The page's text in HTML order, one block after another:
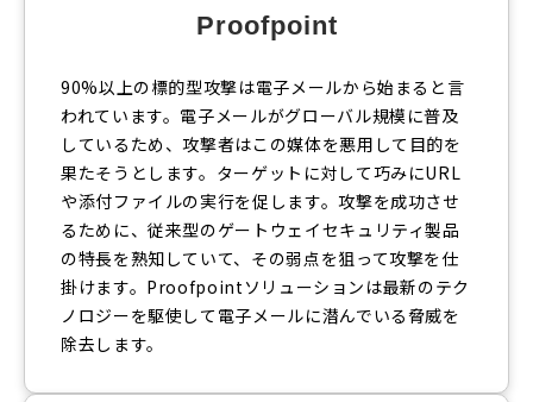
Proofpoint
90%以上の標的型攻撃は電子メールから始まると言
われています。電子メールがグローバル規模に普及
しているため、攻撃者はこの媒体を悪用して目的を
果たそうとします。ターゲットに対して巧みにURL
や添付ファイルの実行を促します。攻撃を成功させ
るために、従来型のゲートウェイセキュリティ製品
の特長を熟知していて、その弱点を狙って攻撃を仕
掛けます。Proofpointソリューションは最新のテク
ノロジーを駆使して電子メールに潜んでいる脅威を
除去します。